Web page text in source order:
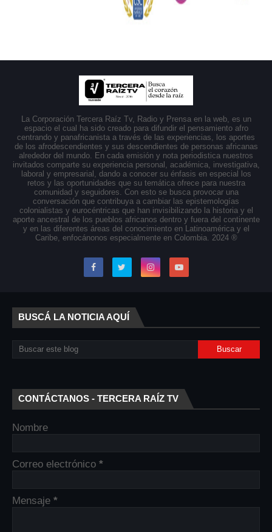
La Corporación Tercera Raíz Tv, Radio y Prensa en la web, es un
espacio el cual ha sido creado para difundir el pensamiento afro
centrando y panafricanista a través de las experiencias, los aportes
de los afrodescendientes y sus descendientes de personas africanas
alrededor del mundo. En cada emisión y nota periodistica nuestros
invitados comparte su experiencia personal, académica, investigativa,
laboral y empresarial, dando a conocer su énfasis en especial los
retos y las oportunidades que su temática ofrece para nuestra
comunidad y seguidores. Con esto se busca provocar una
conversación que contribuya a cambiar las epistemologías
colonialistas y eurocéntricas que han invisibilizando la historia y el
aporte ancestral de los pueblos africanos dentro y fuera del continente
y en las diferentes áreas del conocimiento en Latinoamérica y el
Caribe, enfocánonos especialmente en Colombia. 2024 ®
BUSCÁ LA NOTICIA AQUÍ
CONTÁCTANOS - TERCERA RAÍZ TV
Nombre
Correo electrónico *
Mensaje *